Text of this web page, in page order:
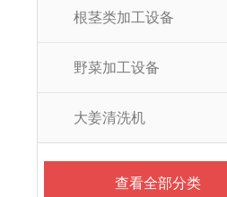
根茎类加工设备
野菜加工设备
大姜清洗机
查看全部分类